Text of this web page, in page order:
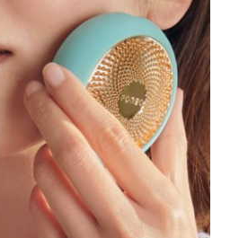
预计送达日期09/08/2026
预计送达日期09/08/2026
预计送达日期12/08/2026
预计送达日期12/08/2026
预计送达日期10/08/2026
预计送达日期 09/08/2026